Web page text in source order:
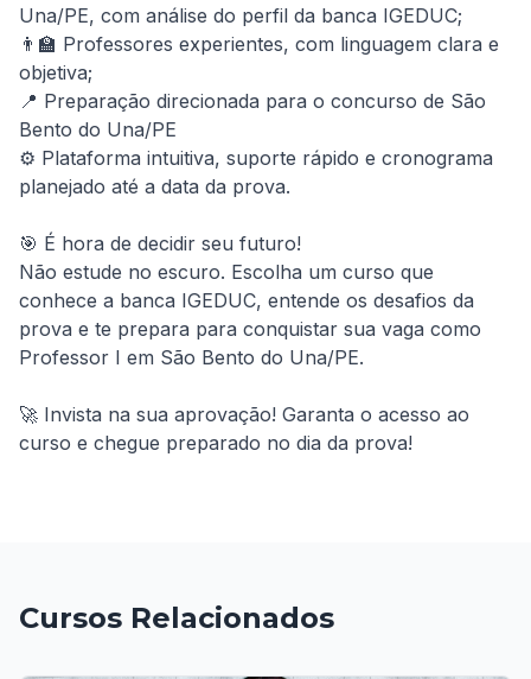
Una/PE, com análise do perfil da banca IGEDUC;
👨‍🏫 Professores experientes, com linguagem clara e
objetiva;
📍 Preparação direcionada para o concurso de São
Bento do Una/PE
⚙️ Plataforma intuitiva, suporte rápido e cronograma
planejado até a data da prova.
🎯 É hora de decidir seu futuro!
Não estude no escuro. Escolha um curso que
conhece a banca IGEDUC, entende os desafios da
prova e te prepara para conquistar sua vaga como
Professor I em São Bento do Una/PE.
🚀 Invista na sua aprovação! Garanta o acesso ao
curso e chegue preparado no dia da prova!
Cursos Relacionados